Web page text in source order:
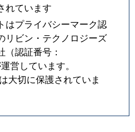
れています
はプライバシーマーク認
リビン・テクノロジーズ
（認証番号：
営しています。
大切に保護されていま